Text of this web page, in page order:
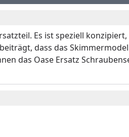
Es ist speziell
dass das
das Oase Ersatz